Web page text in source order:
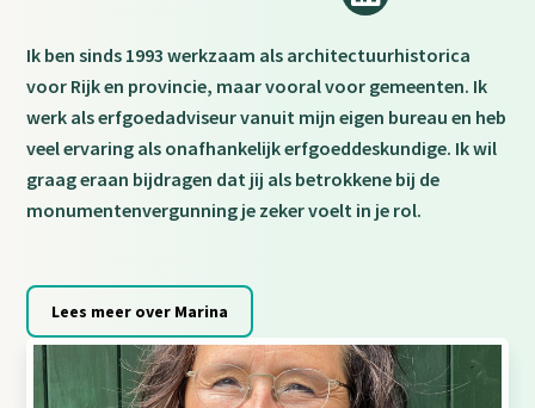
Ik ben sinds 1993 werkzaam als architectuurhistorica
voor Rijk en provincie, maar vooral voor gemeenten. Ik
werk als erfgoedadviseur vanuit mijn eigen bureau en heb
veel ervaring als onafhankelijk erfgoeddeskundige. Ik wil
graag eraan bijdragen dat jij als betrokkene bij de
monumentenvergunning je zeker voelt in je rol.
Lees meer over Marina